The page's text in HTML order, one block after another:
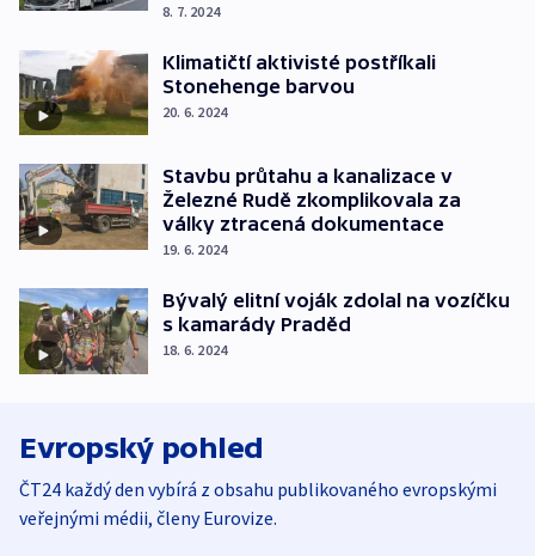
8. 7. 2024
Klimatičtí aktivisté postříkali
Stonehenge barvou
20. 6. 2024
Stavbu průtahu a kanalizace v
Železné Rudě zkomplikovala za
války ztracená dokumentace
19. 6. 2024
Bývalý elitní voják zdolal na vozíčku
s kamarády Praděd
18. 6. 2024
Evropský pohled
ČT24 každý den vybírá z obsahu publikovaného evropskými
veřejnými médii, členy Eurovize.